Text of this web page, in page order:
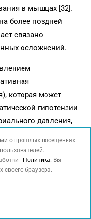
в мышцах [32].
более поздней
связано
осложнений.
которая может
гипотензии
давления,
моторики
может частично
о прошлых посещениях
- Политика. Вы
своего браузера.